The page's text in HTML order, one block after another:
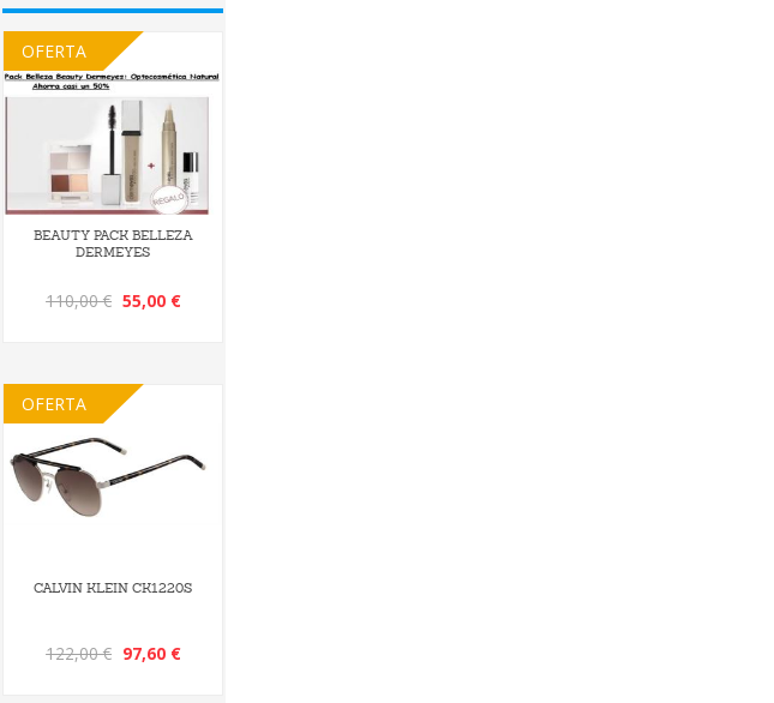
OFERTA
BEAUTY PACK BELLEZA
DERMEYES
110,00 € 55,00 €
OFERTA
CALVIN KLEIN CK1220S
122,00 € 97,60 €